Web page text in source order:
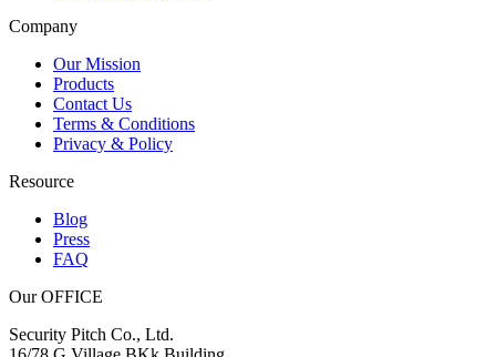
Company
Our Mission
Products
Contact Us
Terms & Conditions
Privacy & Policy
Resource
Blog
Press
FAQ
Our OFFICE
Security Pitch Co., Ltd.